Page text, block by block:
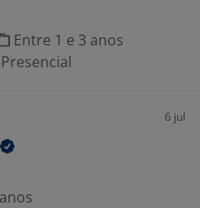
Entre 1 e 3 anos
Presencial
6 jul